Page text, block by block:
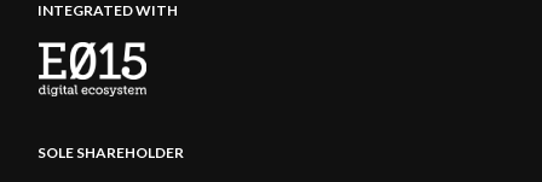
INTEGRATED WITH
SOLE SHAREHOLDER